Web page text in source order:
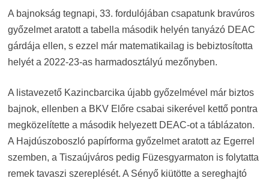
A bajnokság tegnapi, 33. fordulójában csapatunk bravúros
győzelmet aratott a tabella második helyén tanyázó DEAC
gárdája ellen, s ezzel már matematikailag is bebiztosította
helyét a 2022-23-as harmadosztályú mezőnyben.
A listavezető Kazincbarcika újabb győzelmével már biztos
bajnok, ellenben a BKV Előre csabai sikerével kettő pontra
megközelítette a második helyezett DEAC-ot a táblázaton.
A Hajdúszoboszló papírforma győzelmet aratott az Egerrel
szemben, a Tiszaújváros pedig Füzesgyarmaton is folytatta
remek tavaszi szereplését. A Sényő kiütötte a sereghajtó